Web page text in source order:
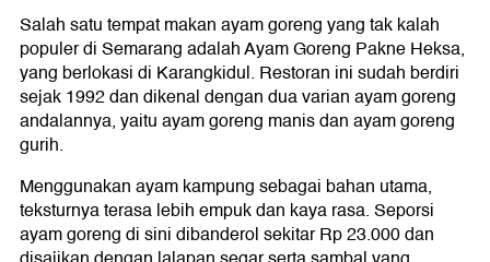
Salah satu tempat makan ayam goreng yang tak kalah
populer di Semarang adalah Ayam Goreng Pakne Heksa,
yang berlokasi di Karangkidul. Restoran ini sudah berdiri
sejak 1992 dan dikenal dengan dua varian ayam goreng
andalannya, yaitu ayam goreng manis dan ayam goreng
gurih.
Menggunakan ayam kampung sebagai bahan utama,
teksturnya terasa lebih empuk dan kaya rasa. Seporsi
ayam goreng di sini dibanderol sekitar Rp 23.000 dan